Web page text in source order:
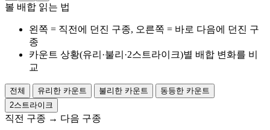
볼 배합 읽는 법
왼쪽 = 직전에 던진 구종, 오른쪽 = 바로 다음에 던진 구
종
카운트 상황(유리·불리·2스트라이크)별 배합 변화를 비
교
전체 유리한 카운트 불리한 카운트
동등한 카운트
2스트라이크
직전 구종 → 다음 구종